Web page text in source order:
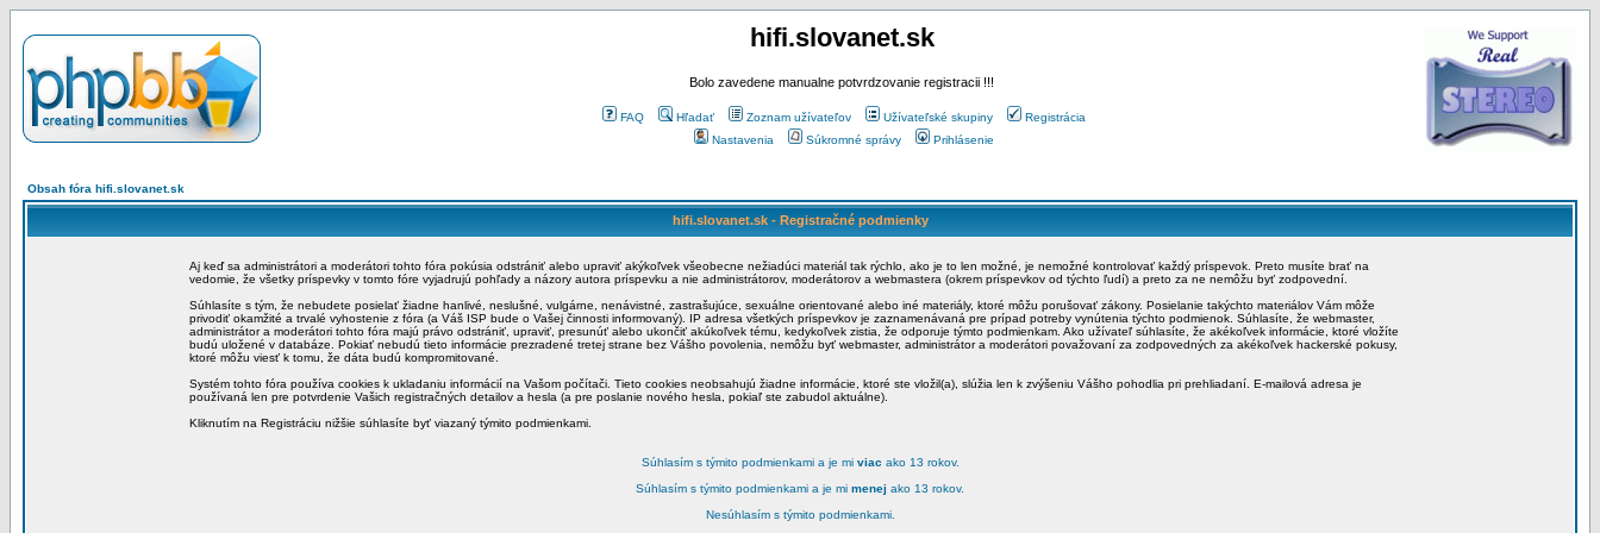
hifi.slovanet.sk
Bolo zavedene manualne potvrdzovanie registracii !!!
FAQ Hľadať Zoznam užívateľov Užívateľské skupiny
Registrácia
Nastavenia
Súkromné správy Prihlásenie
Obsah fóra hifi.slovanet.sk
hifi.slovanet.sk - Registračné podmienky
Aj keď sa administrátori a moderátori tohto fóra pokúsia odstrániť alebo upraviť akýkoľvek všeobecne nežiadúci materiál tak rýchlo, ako je to len možné, je nemožné kontrolovať každý príspevok. Preto musíte brať na
vedomie, že všetky príspevky v tomto fóre vyjadrujú pohľady a názory autora príspevku a nie administrátorov, moderátorov a webmastera (okrem príspevkov od týchto ľudí) a preto za ne nemôžu byť zodpovední.
Súhlasíte s tým, že nebudete posielať žiadne hanlivé, neslušné, vulgárne, nenávistné, zastrašujúce, sexuálne orientované alebo iné materiály, ktoré môžu porušovať zákony. Posielanie takýchto materiálov Vám môže
privodiť okamžité a trvalé vyhostenie z fóra (a Váš ISP bude o Vašej činnosti informovaný). IP adresa všetkých príspevkov je zaznamenávaná pre prípad potreby vynútenia týchto podmienok. Súhlasíte, že webmaster,
administrátor a moderátori tohto fóra majú právo odstrániť, upraviť, presunúť alebo ukončiť akúkoľvek tému, kedykoľvek zistia, že odporuje týmto podmienkam. Ako užívateľ súhlasíte, že akékoľvek informácie, ktoré vložíte
budú uložené v databáze. Pokiať nebudú tieto informácie prezradené tretej strane bez Vášho povolenia, nemôžu byť webmaster, administrátor a moderátori považovaní za zodpovedných za akékoľvek hackerské pokusy,
ktoré môžu viesť k tomu, že dáta budú kompromitované.
Systém tohto fóra používa cookies k ukladaniu informácií na Vašom počítači. Tieto cookies neobsahujú žiadne informácie, ktoré ste vložil(a), slúžia len k zvýšeniu Vášho pohodlia pri prehliadaní. E-mailová adresa je
používaná len pre potvrdenie Vašich registračných detailov a hesla (a pre poslanie nového hesla, pokiaľ ste zabudol aktuálne).
Kliknutím na Registráciu nižšie súhlasíte byť viazaný týmito podmienkami.
Súhlasím s týmito podmienkami a je mi viac ako 13 rokov.
Súhlasím s týmito podmienkami a je mi menej ako 13 rokov.
Nesúhlasím s týmito podmienkami.